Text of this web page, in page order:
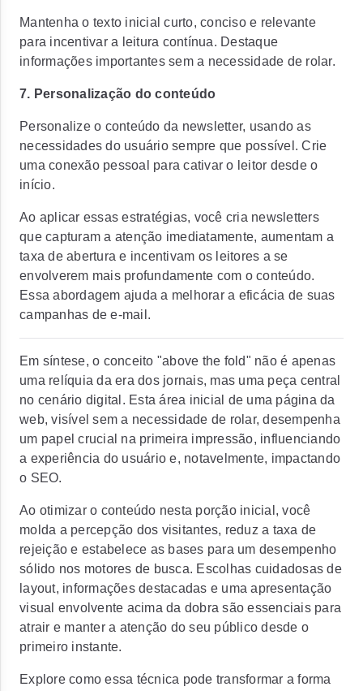
Mantenha o texto inicial curto, conciso e relevante
para incentivar a leitura contínua. Destaque
informações importantes sem a necessidade de rolar.
7. Personalização do conteúdo
Personalize o conteúdo da newsletter, usando as
necessidades do usuário sempre que possível. Crie
uma conexão pessoal para cativar o leitor desde o
início.
Ao aplicar essas estratégias, você cria newsletters
que capturam a atenção imediatamente, aumentam a
taxa de abertura e incentivam os leitores a se
envolverem mais profundamente com o conteúdo.
Essa abordagem ajuda a melhorar a eficácia de suas
campanhas de e-mail.
Em síntese, o conceito "above the fold" não é apenas
uma relíquia da era dos jornais, mas uma peça central
no cenário digital. Esta área inicial de uma página da
web, visível sem a necessidade de rolar, desempenha
um papel crucial na primeira impressão, influenciando
a experiência do usuário e, notavelmente, impactando
o SEO.
Ao otimizar o conteúdo nesta porção inicial, você
molda a percepção dos visitantes, reduz a taxa de
rejeição e estabelece as bases para um desempenho
sólido nos motores de busca. Escolhas cuidadosas de
layout, informações destacadas e uma apresentação
visual envolvente acima da dobra são essenciais para
atrair e manter a atenção do seu público desde o
primeiro instante.
Explore como essa técnica pode transformar a forma